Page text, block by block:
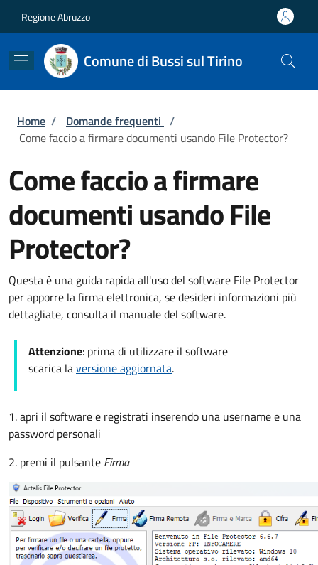
Regione Abruzzo
Comune di Bussi sul Tirino
Briciole di pane
Home / Domande frequenti /
Come faccio a firmare documenti usando File Protector?
Come faccio a firmare
documenti usando File
Protector?
Questa è una guida rapida all'uso del software File Protector
per apporre la firma elettronica, se desideri informazioni più
dettagliate, consulta il manuale del software.
Attenzione: prima di utilizzare il software
scarica laversione aggiornata.
1. apri il software e registrati inserendo una username e una
password personali
2. premi il pulsante Firma